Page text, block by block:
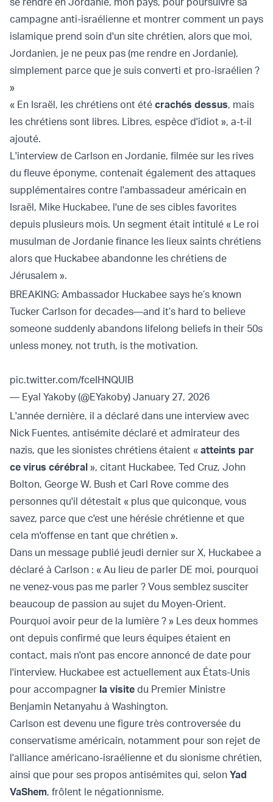
campagne anti-israélienne et montrer comment un pays
islamique prend soin d'un site chrétien, alors que moi,
Jordanien, je ne peux pas (me rendre en Jordanie),
simplement parce que je suis converti et pro-israélien ?
»
« En Israël, les chrétiens ont été crachés dessus, mais
les chrétiens sont libres. Libres, espèce d'idiot », a-t-il
ajouté.
L'interview de Carlson en Jordanie, filmée sur les rives
du fleuve éponyme, contenait également des attaques
supplémentaires contre l'ambassadeur américain en
Israël, Mike Huckabee, l'une de ses cibles favorites
depuis plusieurs mois. Un segment était intitulé « Le roi
musulman de Jordanie finance les lieux saints chrétiens
alors que Huckabee abandonne les chrétiens de
Jérusalem ».
BREAKING: Ambassador Huckabee says he’s known
Tucker Carlson for decades—and it’s hard to believe
someone suddenly abandons lifelong beliefs in their 50s
unless money, not truth, is the motivation.
pic.twitter.com/fceIHNQUlB
— Eyal Yakoby (@EYakoby) January 27, 2026
L'année dernière, il a déclaré dans une interview avec
Nick Fuentes, antisémite déclaré et admirateur des
nazis, que les sionistes chrétiens étaient « atteints par
ce virus cérébral », citant Huckabee, Ted Cruz, John
Bolton, George W. Bush et Carl Rove comme des
personnes qu'il détestait « plus que quiconque, vous
savez, parce que c'est une hérésie chrétienne et que
cela m'offense en tant que chrétien ».
Dans un message publié jeudi dernier sur X, Huckabee a
déclaré à Carlson : « Au lieu de parler DE moi, pourquoi
ne venez-vous pas me parler ? Vous semblez susciter
beaucoup de passion au sujet du Moyen-Orient.
Pourquoi avoir peur de la lumière ? » Les deux hommes
ont depuis confirmé que leurs équipes étaient en
contact, mais n'ont pas encore annoncé de date pour
l'interview. Huckabee est actuellement aux États-Unis
pour accompagner la visite du Premier Ministre
Benjamin Netanyahu à Washington.
Carlson est devenu une figure très controversée du
conservatisme américain, notamment pour son rejet de
l'alliance américano-israélienne et du sionisme chrétien,
ainsi que pour ses propos antisémites qui, selon Yad
VaShem, frôlent le négationnisme.